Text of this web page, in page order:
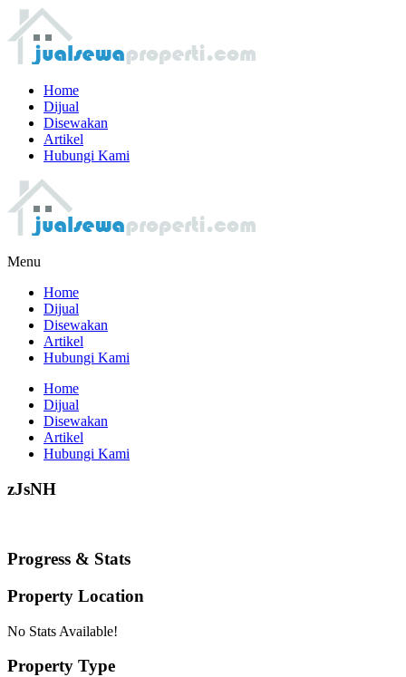
Home
Dijual
Disewakan
Artikel
Hubungi Kami
Menu
Home
Dijual
Disewakan
Artikel
Hubungi Kami
Home
Dijual
Disewakan
Artikel
Hubungi Kami
zJsNH
Progress & Stats
Property Location
No Stats Available!
Property Type